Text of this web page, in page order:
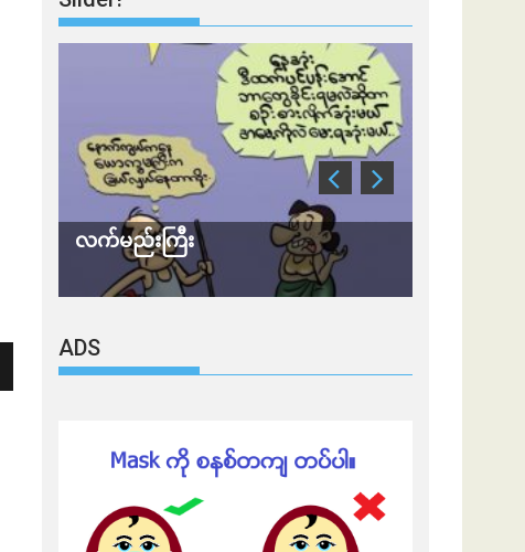
လက်မည်းကြီး သတိ အိုမီခရွန်တဲ့
ADS